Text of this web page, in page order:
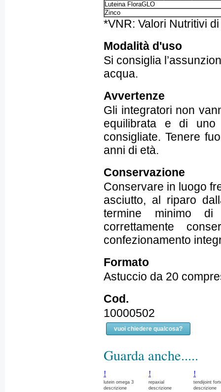
Luteina FloraGLO
Zinco
*VNR: Valori Nutritivi
Modalità d'uso
Si consiglia
acqua.
Avvertenze
Gli integratori non
equilibrata e di
consigliate. Tenere
anni di età.
Conservazione
Conservare in luogo
asciutto, al riparo
termine minimo
correttamente
confezionamento
Formato
Astuccio da 20
Cod.
10000502
vuoi chiedere qualcosa?
Guarda anche.....
!
lutein omega 3
descrizione
!
repaxial
descrizione
!
tendijoint
descrizione